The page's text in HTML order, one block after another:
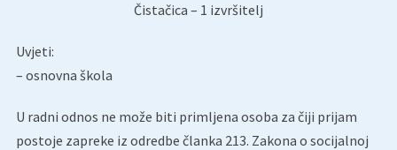
Čistačica – 1 izvršitelj
Uvjeti:
– osnovna škola
U radni odnos ne može biti primljena osoba za čiji prijam
postoje zapreke iz odredbe članka 213. Zakona o socijalnoj